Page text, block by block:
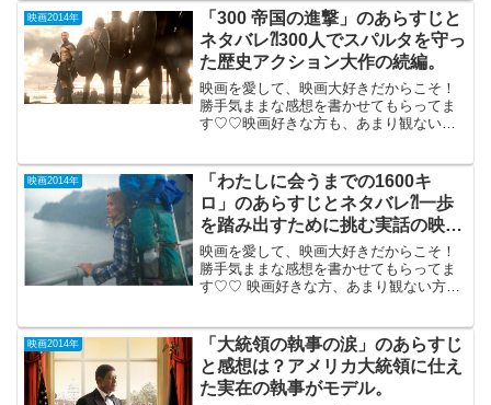
Oxford大学に通うミアは、突然テロリス
ト...
映画2014年
「300 帝国の進撃」のあらすじと
ネタバレ⁈300人でスパルタを守っ
た歴史アクション大作の続編。
映画を愛して、映画大好きだからこそ！
勝手気ままな感想を書かせてもらってま
す♡♡映画好きな方も、あまり観ない方
（103分）前作「３００」で衝撃の映像...
映画2014年
「わたしに会うまでの1600キ
ロ」のあらすじとネタバレ⁈一歩
を踏み出すために挑む実話の映画
化。
映画を愛して、映画大好きだからこそ！
勝手気ままな感想を書かせてもらってま
す♡♡ 映画好きな方、あまり観ない方
（120分）身も心もボロボロになっ...
映画2014年
「大統領の執事の涙」のあらすじ
と感想は？アメリカ大統領に仕え
た実在の執事がモデル。